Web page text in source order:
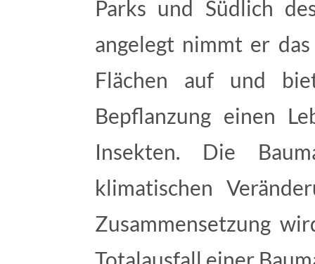
Parks und Südlich
angelegt nimmt er das
Flächen auf und
Bepflanzung einen
Insekten. Die
klimatischen
Zusammensetzung